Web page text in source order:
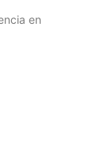
en